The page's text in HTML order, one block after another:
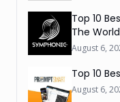
Top 10
The
August 6,
Top 10
August 6,